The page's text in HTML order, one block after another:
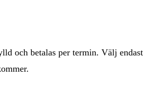
och betalas per termin. Välj